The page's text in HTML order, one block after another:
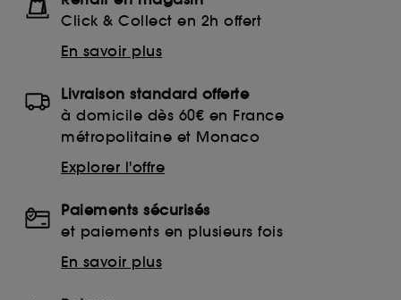
Click & Collect en 2h offert
En savoir plus
Livraison standard offerte
à domicile dès 60€ en France
métropolitaine et Monaco
Explorer l'offre
Paiements sécurisés
et paiements en plusieurs fois
En savoir plus